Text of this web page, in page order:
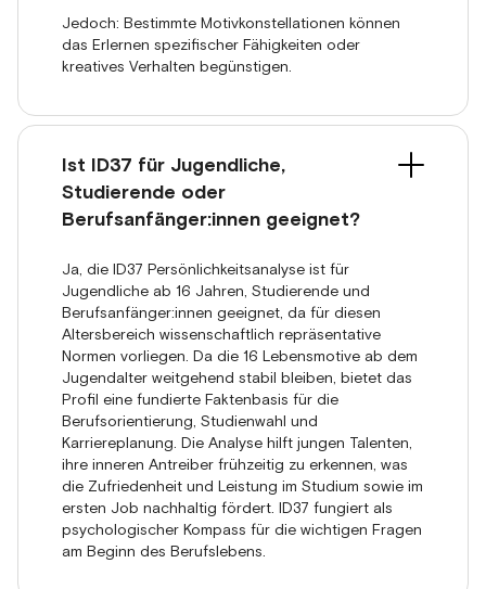
Jedoch: Bestimmte Motivkonstellationen können
das Erlernen spezifischer Fähigkeiten oder
kreatives Verhalten begünstigen.
Ist ID37 für Jugendliche,
Studierende oder
Berufsanfänger:innen geeignet?
Ja, die ID37 Persönlichkeitsanalyse ist für
Jugendliche ab 16 Jahren, Studierende und
Berufsanfänger:innen geeignet, da für diesen
Altersbereich wissenschaftlich repräsentative
Normen vorliegen. Da die 16 Lebensmotive ab dem
Jugendalter weitgehend stabil bleiben, bietet das
Profil eine fundierte Faktenbasis für die
Berufsorientierung, Studienwahl und
Karriereplanung. Die Analyse hilft jungen Talenten,
ihre inneren Antreiber frühzeitig zu erkennen, was
die Zufriedenheit und Leistung im Studium sowie im
ersten Job nachhaltig fördert. ID37 fungiert als
psychologischer Kompass für die wichtigen Fragen
am Beginn des Berufslebens.